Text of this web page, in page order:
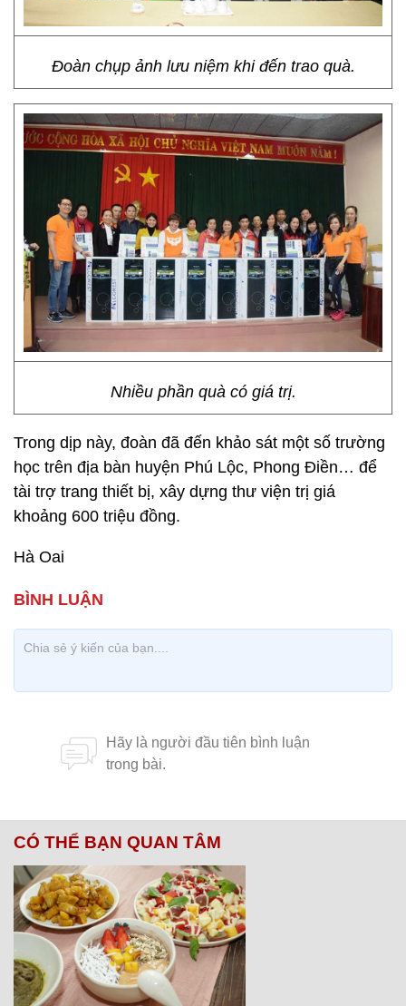
Đoàn chụp ảnh lưu niệm khi đến trao quà.
Nhiều phần quà có giá trị.
Trong dịp này, đoàn đã đến khảo sát một số trường
học trên địa bàn huyện Phú Lộc, Phong Điền… để
tài trợ trang thiết bị, xây dựng thư viện trị giá
khoảng 600 triệu đồng.
Hà Oai
CÓ THỂ BẠN QUAN TÂM